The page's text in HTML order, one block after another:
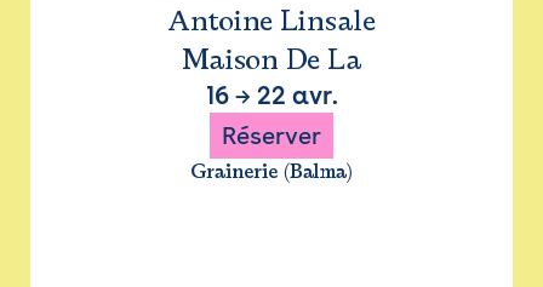
Antoine Linsale
Maison De La
16→ 22 avr.
Réserver
Grainerie (Balma)